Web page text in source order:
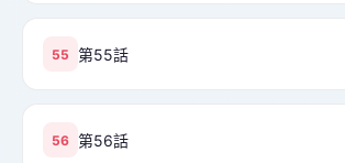
55 第55話
56 第56話